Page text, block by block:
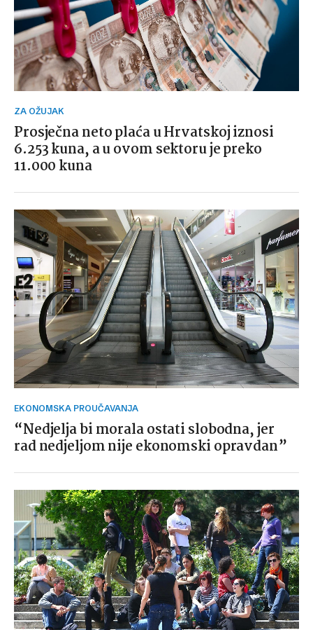
ZA OŽUJAK
Prosječna neto plaća u Hrvatskoj iznosi
6.253 kuna, a u ovom sektoru je preko
11.000 kuna
EKONOMSKA PROUČAVANJA
“Nedjelja bi morala ostati slobodna, jer
rad nedjeljom nije ekonomski opravdan”